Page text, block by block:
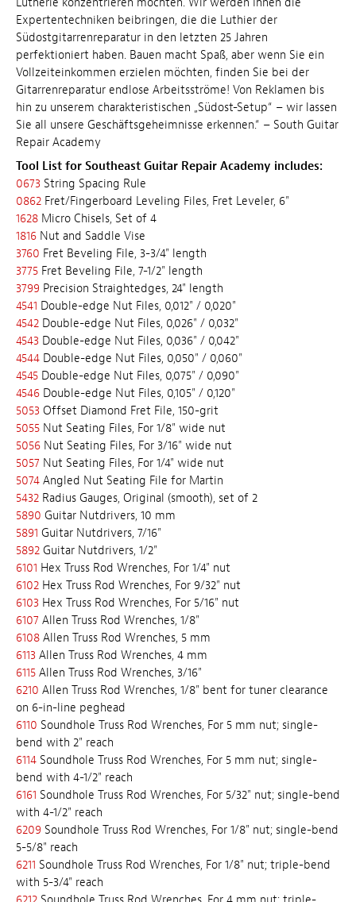
Expertentechniken beibringen, die die Luthier der
Südostgitarrenreparatur in den letzten 25 Jahren
perfektioniert haben. Bauen macht Spaß, aber wenn Sie ein
Vollzeiteinkommen erzielen möchten, finden Sie bei der
Gitarrenreparatur endlose Arbeitsströme! Von Reklamen bis
hin zu unserem charakteristischen „Südost-Setup“ – wir lassen
Sie all unsere Geschäftsgeheimnisse erkennen.“ – South Guitar
Repair Academy
Tool List for Southeast Guitar Repair Academy includes:
0673 String Spacing Rule
0862 Fret/Fingerboard Leveling Files, Fret Leveler, 6"
1628 Micro Chisels, Set of 4
1816 Nut and Saddle Vise
3760 Fret Beveling File, 3-3/4" length
3775 Fret Beveling File, 7-1/2" length
3799 Precision Straightedges, 24" length
4541 Double-edge Nut Files, 0,012" / 0,020"
4542 Double-edge Nut Files, 0,026" / 0,032"
4543 Double-edge Nut Files, 0,036" / 0,042"
4544 Double-edge Nut Files, 0,050" / 0,060"
4545 Double-edge Nut Files, 0,075" / 0,090"
4546 Double-edge Nut Files, 0,105" / 0,120"
5053 Offset Diamond Fret File, 150-grit
5055 Nut Seating Files, For 1/8" wide nut
5056 Nut Seating Files, For 3/16" wide nut
5057 Nut Seating Files, For 1/4" wide nut
5074 Angled Nut Seating File for Martin
5432 Radius Gauges, Original (smooth), set of 2
5890 Guitar Nutdrivers, 10 mm
5891 Guitar Nutdrivers, 7/16"
5892 Guitar Nutdrivers, 1/2"
6101 Hex Truss Rod Wrenches, For 1/4" nut
6102 Hex Truss Rod Wrenches, For 9/32" nut
6103 Hex Truss Rod Wrenches, For 5/16" nut
6107 Allen Truss Rod Wrenches, 1/8"
6108 Allen Truss Rod Wrenches, 5 mm
6113 Allen Truss Rod Wrenches, 4 mm
6115 Allen Truss Rod Wrenches, 3/16"
6210 Allen Truss Rod Wrenches, 1/8" bent for tuner clearance
on 6-in-line peghead
6110 Soundhole Truss Rod Wrenches, For 5 mm nut; single-
bend with 2" reach
6114 Soundhole Truss Rod Wrenches, For 5 mm nut; single-
bend with 4-1/2" reach
6161 Soundhole Truss Rod Wrenches, For 5/32" nut; single-bend
with 4-1/2" reach
6209 Soundhole Truss Rod Wrenches, For 1/8" nut; single-bend
5-5/8" reach
6211 Soundhole Truss Rod Wrenches, For 1/8" nut; triple-bend
with 5-3/4" reach